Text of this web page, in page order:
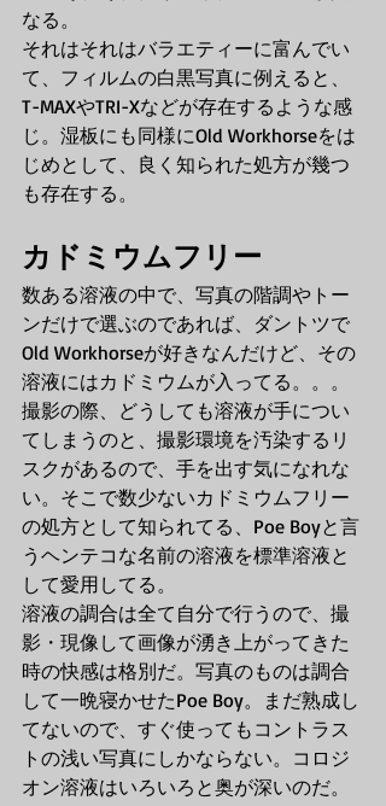
なる。
それはそれはバラエティーに富んでい
て、フィルムの白黒写真に例えると、
T-MAXやTRI-Xなどが存在するような感
じ。湿板にも同様にOld Workhorseをは
じめとして、良く知られた処方が幾つ
も存在する。
カドミウムフリー
数ある溶液の中で、写真の階調やトー
ンだけで選ぶのであれば、ダントツで
Old Workhorseが好きなんだけど、その
溶液にはカドミウムが入ってる。。。
撮影の際、どうしても溶液が手につい
てしまうのと、撮影環境を汚染するリ
スクがあるので、手を出す気になれな
い。そこで数少ないカドミウムフリー
の処方として知られてる、Poe Boyと言
うヘンテコな名前の溶液を標準溶液と
して愛用してる。
溶液の調合は全て自分で行うので、撮
影・現像して画像が湧き上がってきた
時の快感は格別だ。写真のものは調合
して一晩寝かせたPoe Boy。まだ熟成し
てないので、すぐ使ってもコントラス
トの浅い写真にしかならない。コロジ
オン溶液はいろいろと奥が深いのだ。